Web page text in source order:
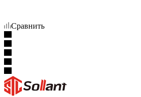
Сравнить